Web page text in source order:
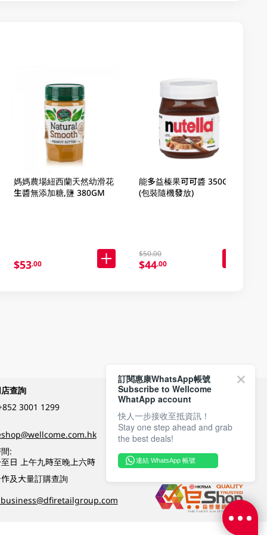
媽媽農場紐西蘭天然幼滑花
生醬無添加糖,鹽 380GM
$53.00
能多益榛果可可醬 350GM
(包裝隨機發放)
$50.00
$44.00
查詢
3001 1299
:
日 上午九時至晚上六時
及大量訂購查詢
付款方式
關注我們
訂閱惠康WhatsApp帳號
Subscribe to Wellcome
WhatApp account
快人一步接收至抵資訊！
Stay one step ahead and grab
the best deals!
連結 WhatsApp 帳號